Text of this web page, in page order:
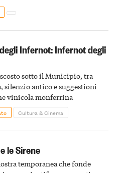
Infernot: Infernot degli
sotto il Municipio, tra
silenzio antico e suggestioni
vinicola monferrina
Cultura & Cinema
le Sirene
temporanea che fonde